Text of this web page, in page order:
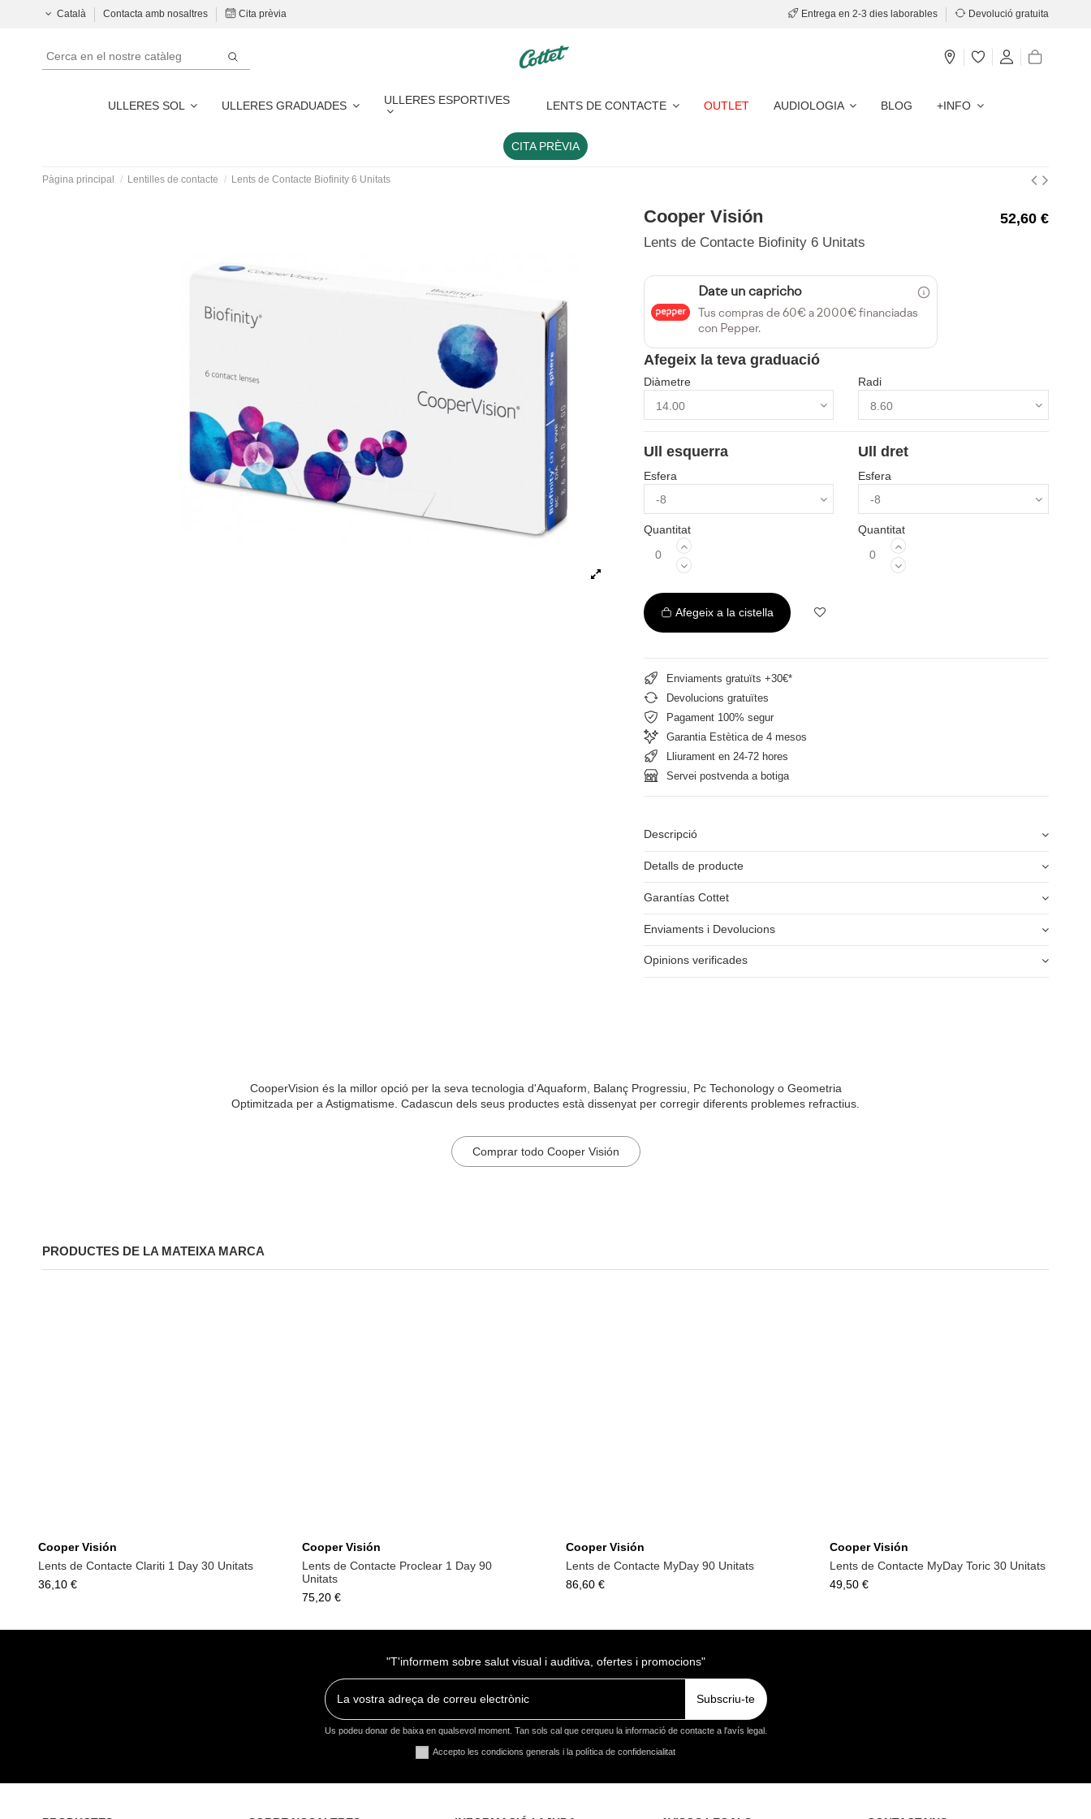
Català Contacta amb nosaltres Cita prèvia Entrega en 2-3 dies laborables Devolució gratuita
ULLERES SOL ULLERES GRADUADES ULLERES ESPORTIVES LENTS DE CONTACTE OUTLET AUDIOLOGIA BLOG +INFO
CITA PRÈVIA
Pàgina principal Lentilles de contacte Lents de Contacte Biofinity 6 Unitats
Cooper Visión
Lents de Contacte Biofinity 6 Unitats
52,60 €
Date un capricho
Tus compras de 60€ a 2000€ financiadas
con Pepper.
Afegeix la teva graduació
Diàmetre Radi
Ull esquerra
Esfera
Quantitat
Ull dret
Esfera
Quantitat
Afegeix a la cistella
Enviaments gratuïts +30€*
Devolucions gratuïtes
Pagament 100% segur
Garantia Estètica de 4 mesos
Lliurament en 24-72 hores
Servei postvenda a botiga
Descripció
Detalls de producte
Garantías Cottet
Enviaments i Devolucions
Opinions verificades
CooperVision és la millor opció per la seva tecnologia d'Aquaform, Balanç Progressiu, Pc Techonology o Geometria
Optimitzada per a Astigmatisme. Cadascun dels seus productes està dissenyat per corregir diferents problemes refractius.
Comprar todo Cooper Visión
PRODUCTES DE LA MATEIXA MARCA
Cooper Visión
Lents de Contacte Clariti 1 Day 30 Unitats
36,10 €
Cooper Visión
Lents de Contacte Proclear 1 Day 90
Unitats
75,20 €
Cooper Visión
Lents de Contacte MyDay 90 Unitats
86,60 €
Cooper Visión
Lents de Contacte MyDay Toric 30 Unitats
49,50 €
"T'informem sobre salut visual i auditiva, ofertes i promocions"
Subscriu-te
Us podeu donar de baixa en qualsevol moment. Tan sols cal que cerqueu la informació de contacte a l'avís legal.
Accepto les condicions generals i la política de confidencialitat